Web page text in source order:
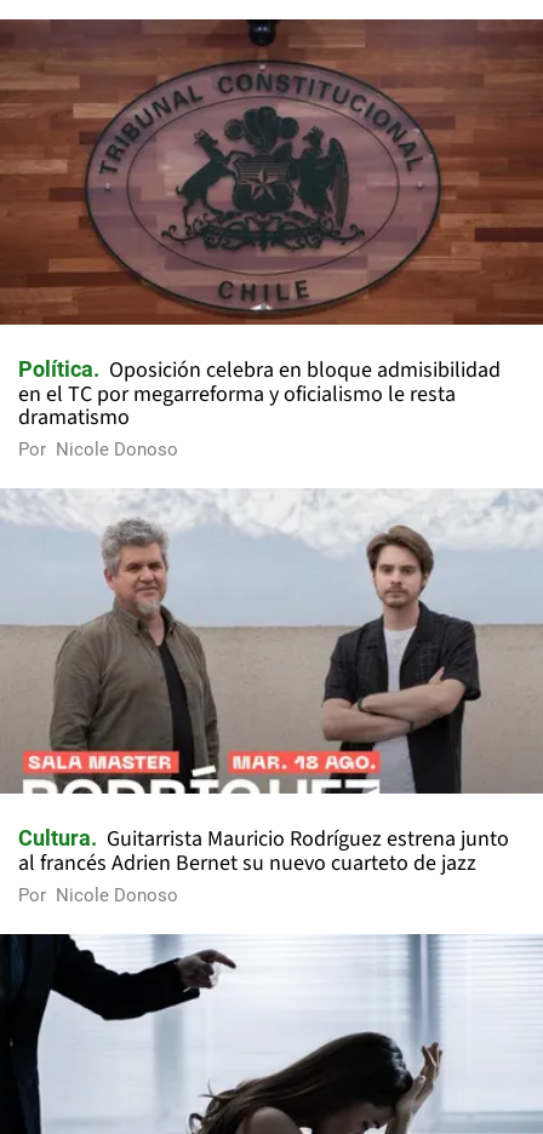
Política
Oposición celebra en bloque admisibilidad
en el TC por megarreforma y oficialismo le resta
dramatismo
Por Nicole Donoso
Cultura
Guitarrista Mauricio Rodríguez estrena junto
al francés Adrien Bernet su nuevo cuarteto de jazz
Por Nicole Donoso